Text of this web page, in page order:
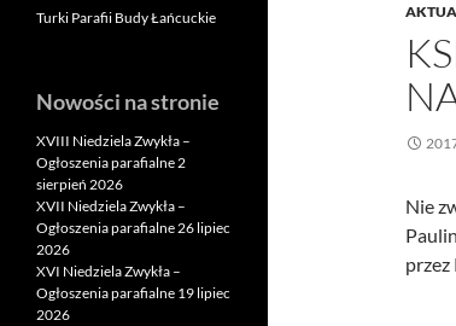
Nie
przez
Turki Parafii Budy Łańcuckie
Nowości na stronie
XVIII Niedziela Zwykła –
Ogłoszenia parafialne 2
sierpień 2026
XVII Niedziela Zwykła –
Ogłoszenia parafialne 26 lipiec
2026
XVI Niedziela Zwykła –
Ogłoszenia parafialne 19 lipiec
2026